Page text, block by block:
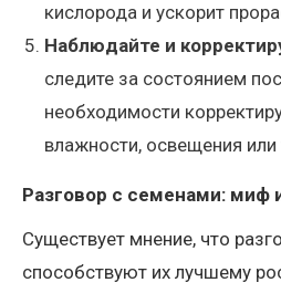
кислорода и ускорит
Наблюдайте и
следите за состоянием
необходимости
влажности, освещения
Разговор с семенами: миф
Существует мнение, что
способствуют их лучшему